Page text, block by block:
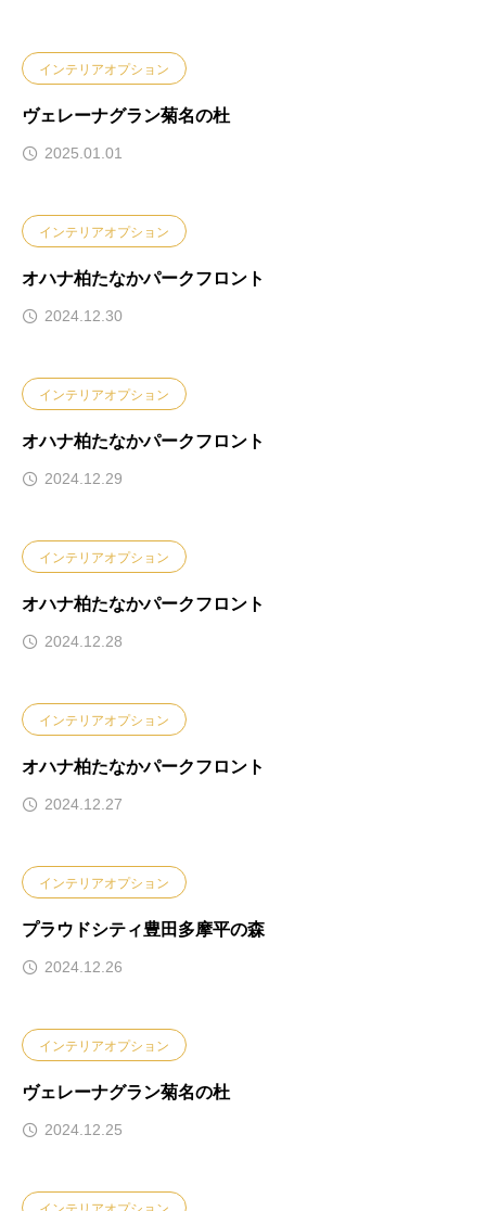
インテリアオプション
ヴェレーナグラン菊名の杜
2025.01.01
インテリアオプション
オハナ柏たなかパークフロント
2024.12.30
インテリアオプション
オハナ柏たなかパークフロント
2024.12.29
インテリアオプション
オハナ柏たなかパークフロント
2024.12.28
インテリアオプション
オハナ柏たなかパークフロント
2024.12.27
インテリアオプション
プラウドシティ豊田多摩平の森
2024.12.26
インテリアオプション
ヴェレーナグラン菊名の杜
2024.12.25